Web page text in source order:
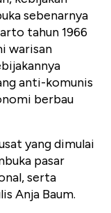
sebenarnya
tahun 1966
warisan
anti-komunis
berbau
yang dimulai
pasar
serta
Anja Baum.